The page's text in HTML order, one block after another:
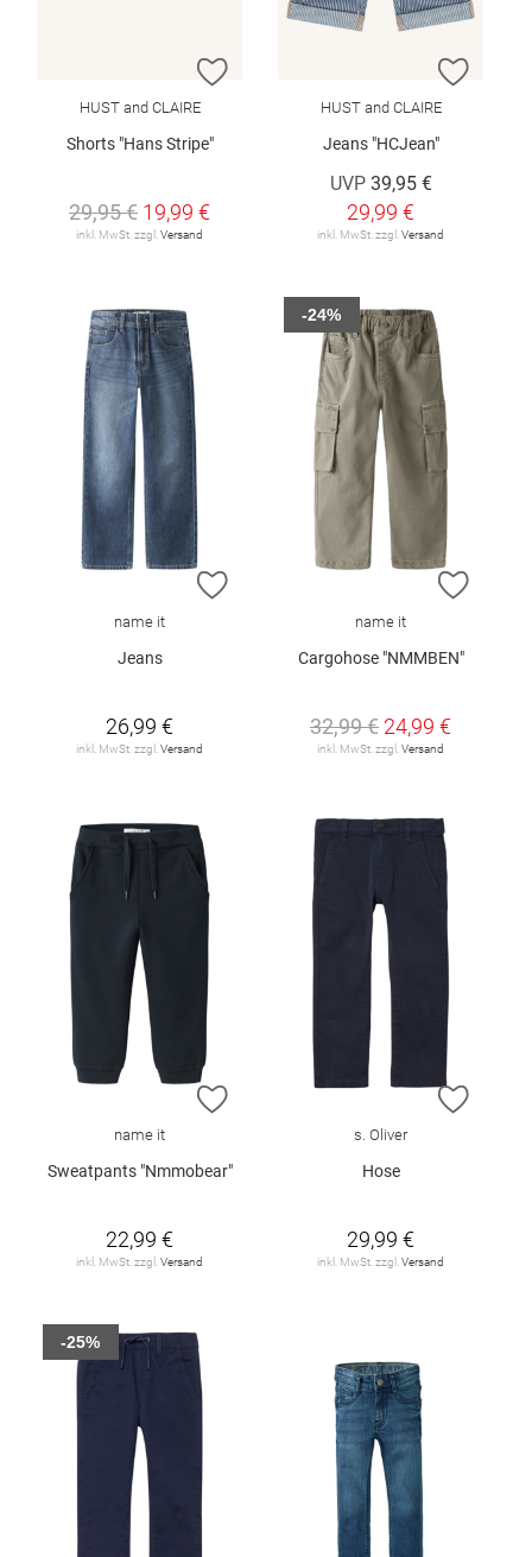
ZUR WUNSCHLISTE HINZUFÜGEN
HUST and CLAIRE
Shorts "Hans Stripe"
29,95 € 19,99 €
inkl. MwSt. zzgl. Versand
ZUR
HUST and CLAIRE
Jeans "HCJean"
UVP 39,95 €
29,99 €
inkl. MwSt. zzgl. Versand
ZUR WUNSCHLISTE HINZUFÜGEN
name it
Jeans
26,99 €
inkl. MwSt. zzgl. Versand
ZUR
name it
Cargohose "NMMBEN"
32,99 € 24,99 €
inkl. MwSt. zzgl. Versand
-24%
ZUR WUNSCHLISTE HINZUFÜGEN
name it
Sweatpants "Nmmobear"
22,99 €
inkl. MwSt. zzgl.Versand
ZUR
s. Oliver
Hose
29,99 €
inkl. MwSt. zzgl.Versand
-25%